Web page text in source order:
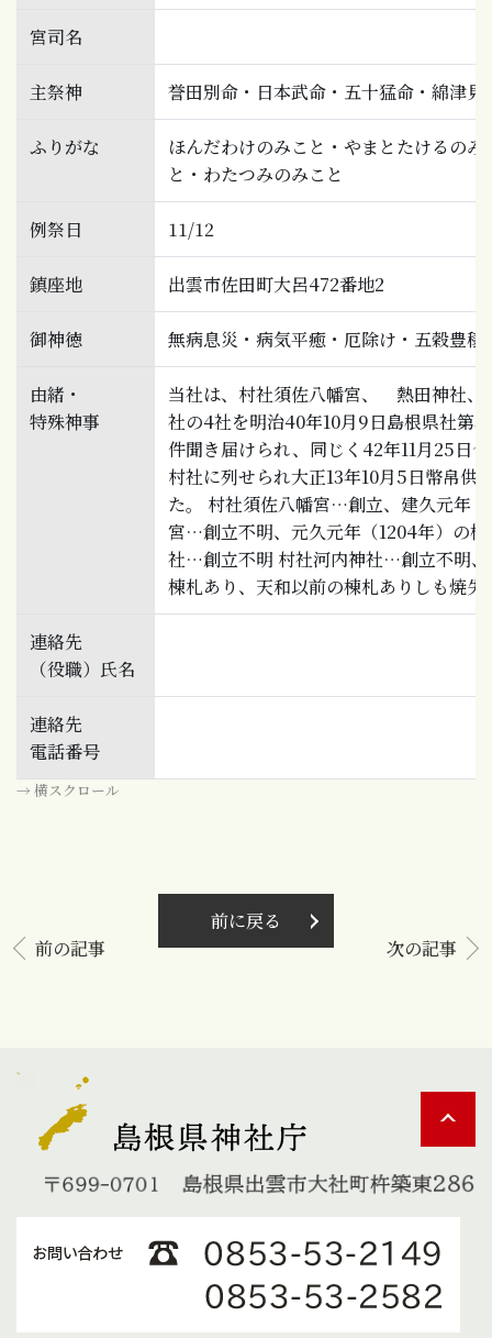
宮司名
主祭神 誉田別命・日本武命・五十猛命・綿津見
ふりがな
ほんだわけのみこと・やまとたけるの
と・わたつみのみこと
例祭日 11/12
鎮座地 出雲市佐田町大呂472番地2
御神徳 無病息災・病気平癒・厄除け・五穀豊穣
由緒・
特殊神事
当社は、村社須佐八幡宮、 熱田神社
社の4社を明治40年10月9日島根県社第
件聞き届けられ、同じく42年11月25日
村社に列せられ大正13年10月5日幣帛供
た。 村社須佐八幡宮…創立、建久元年
宮…創立不明、元久元年（1204年）の
社…創立不明 村社河内神社…創立不明、
棟札あり、天和以前の棟札ありしも焼失
連絡先
（役職）氏名
連絡先
電話番号
→ 横スクロール
前に戻る
前の記事
次の記事